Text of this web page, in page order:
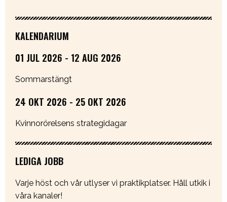
KALENDARIUM
01 JUL 2026 - 12 AUG 2026
Sommarstängt
24 OKT 2026 - 25 OKT 2026
Kvinnorörelsens strategidagar
LEDIGA JOBB
Varje höst och vår utlyser vi praktikplatser. Håll utkik i
våra kanaler!